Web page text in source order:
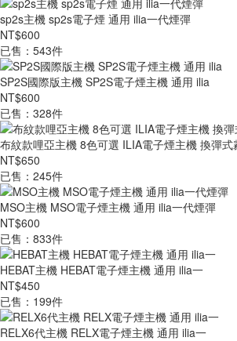
sp2s主機 sp2s電子煙 通用 ilia一代煙彈
NT$600
已售：543件
SP2S國際版主機 SP2S電子煙主機 通用 ilia
NT$600
已售：328件
布紋款哩亞主機 8色可選 ILIA電子煙主機 換彈式
NT$650
已售：245件
MSO主機 MSO電子煙主機 通用 ilia一代煙彈
NT$600
已售：833件
HEBAT主機 HEBAT電子煙主機 通用 ilia一
NT$450
已售：199件
RELX6代主機 RELX電子煙主機 通用 ilia一